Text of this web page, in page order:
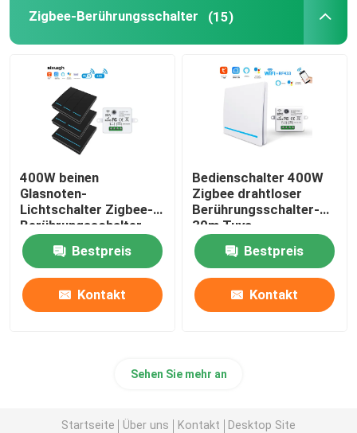
Zigbee-Berührungsschalter (15)
400W beinen
Glasnoten-
Lichtschalter Zigbee-
Berührungsschalter-
86*86*35mm aus
Bestpreis
Kontakt
Bedienschalter 400W
Zigbee drahtloser
Berührungsschalter-
30m Tuya
Bestpreis
Kontakt
Sehen Sie mehr an
Startseite Über uns Kontakt Desktop Site